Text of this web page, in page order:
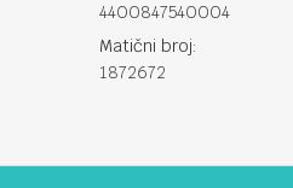
4400847540004
Matični broj:
1872672